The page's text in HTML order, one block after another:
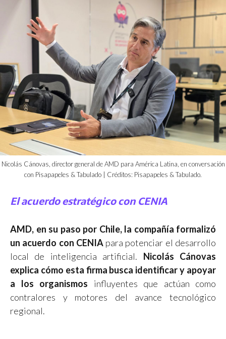
Nicolás Cánovas, director general de AMD para América Latina, en conversación
con Pisapapeles & Tabulado | Créditos: Pisapapeles & Tabulado.
El acuerdo estratégico con CENIA
AMD, en su paso por Chile, la compañía formalizó
un acuerdo con CENIApara potenciar el desarrollo
local de inteligencia artificial. Nicolás Cánovas
explica cómo esta firma busca identificar y apoyar
a los organismos influyentes que actúan como
contralores y motores del avance tecnológico
regional.